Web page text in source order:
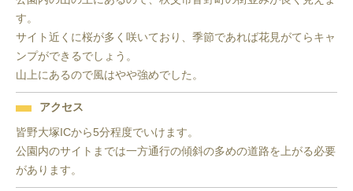
す。
サイト近くに桜が多く咲いており、季節であれば花見がてらキャ
ンプができるでしょう。
山上にあるので風はやや強めでした。
アクセス
皆野大塚ICから5分程度でいけます。
公園内のサイトまでは一方通行の傾斜の多めの道路を上がる必要
があります。